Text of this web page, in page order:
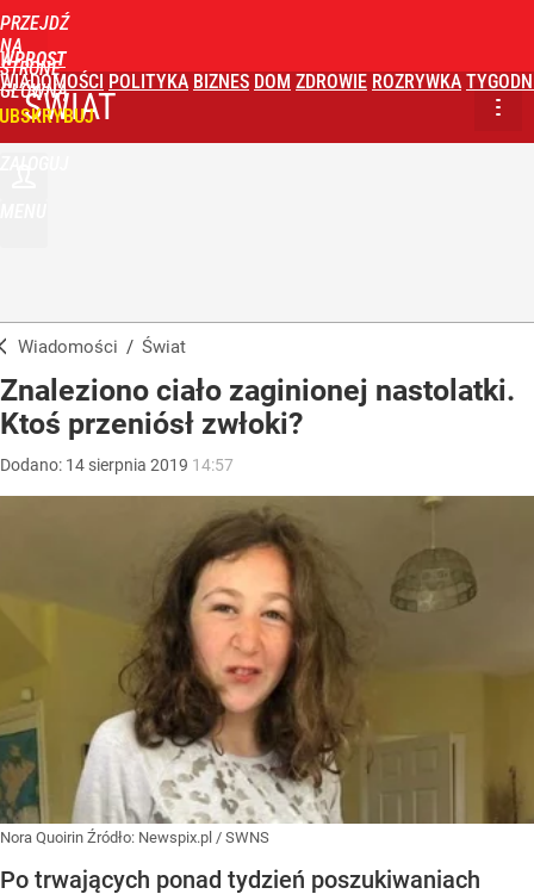
PRZEJDŹ
NA
STRONĘ
GŁÓWNĄ
WPROST
WIADOMOŚCI POLITYKA BIZNES DOM ZDROWIE ROZRYWKA
ŚWIAT
Wiadomości / Świat
Znaleziono ciało zaginionej nastolatki.
Ktoś przeniósł zwłoki?
Dodano: 14 sierpnia 2019 14:57
Nora Quoirin Źródło: Newspix.pl / SWNS
Po trwających ponad tydzień poszukiwaniach